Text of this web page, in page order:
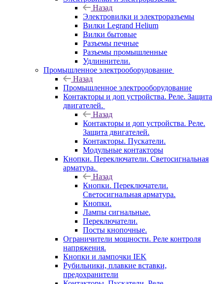
Назад
Электровилки и электроразъемы
Вилки Legrand Helium
Вилки бытовые
Разъемы печные
Разъемы промышленные
Удлиннители.
Промышленное электрооборудование
Назад
Промышленное электрооборудование
Контакторы и доп устройства. Реле. Защита
двигателей.
Назад
Контакторы и доп устройства. Реле.
Защита двигателей.
Контакторы. Пускатели.
Модульные контакторы
Кнопки. Переключатели. Светосигнальная
арматура.
Назад
Кнопки. Переключатели.
Светосигнальная арматура.
Кнопки.
Лампы сигнальные.
Переключатели.
Посты кнопочные.
Ограничители мощности. Реле контроля
напряжения.
Кнопки и лампочки IEK
Рубильники, плавкие вставки,
предохранители